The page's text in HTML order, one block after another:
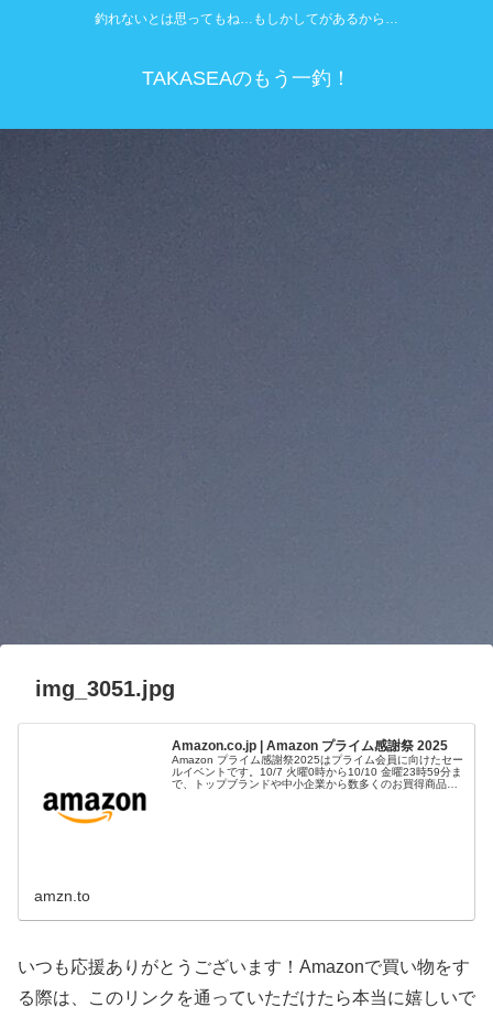
釣れないとは思ってもね…もしかしてがあるから…
TAKASEAのもう一釣！
img_3051.jpg
Amazon.co.jp | Amazon プライム感謝祭 2025
Amazon プライム感謝祭2025はプライム会員に向けたセー
ルイベントです。10/7 火曜0時から10/10 金曜23時59分ま
で、トップブランドや中小企業から数多くのお買得商品が
amzn.to
いつも応援ありがとうございます！Amazonで買い物をす
る際は、このリンクを通っていただけたら本当に嬉しいで